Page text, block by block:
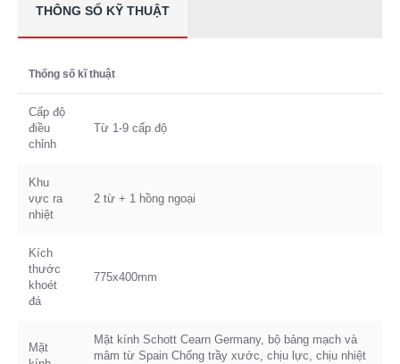
THÔNG SỐ KỸ THUẬT
Thống số kĩ thuật
Cấp độ
điều
chỉnh
Từ 1-9 cấp độ
Khu
vực ra
nhiệt
2 từ + 1 hồng ngoại
Kích
thước
khoét
đá
775x400mm
Mặt
Mặt kính Schott Cearn Germany, bộ bảng mạch và
mâm từ Spain Chống trầy xước, chịu lực, chịu nhiệt